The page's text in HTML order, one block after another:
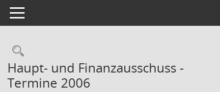
Toggle navigation
Rechercheauswahl
Haupt- und Finanzausschuss -
Termine 2006